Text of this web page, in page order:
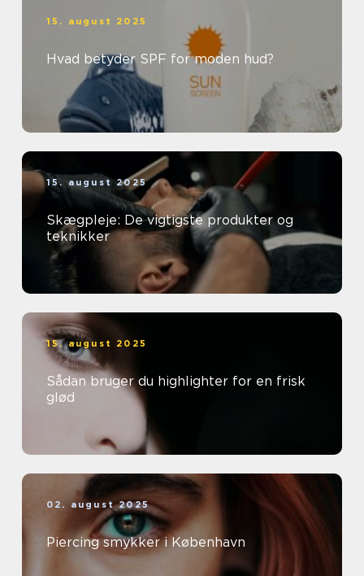
15. august 2025
Hvad betyder SPF for moden hud?
15. august 2025
Skægpleje: De vigtigste produkter og
teknikker
15. august 2025
Sådan bruger du highlighter for en frisk
glød
02. august 2025
Piercing smykker i København